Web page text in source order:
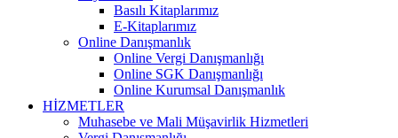
Basılı Kitaplarımız
E-Kitaplarımız
Online Danışmanlık
Online Vergi Danışmanlığı
Online SGK Danışmanlığı
Online Kurumsal Danışmanlık
HİZMETLER
Muhasebe ve Mali Müşavirlik Hizmetleri